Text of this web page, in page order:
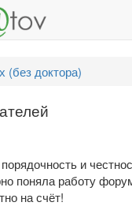
(без доктора)
и
поняла работу
на счёт!